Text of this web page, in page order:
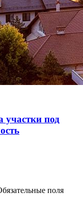
участки под
поля